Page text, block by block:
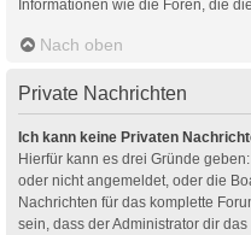
Informationen wie die Foren, die
Nach oben
Private Nachrichten
Ich kann keine Privaten
Hierfür kann es drei Gründe
oder nicht angemeldet, oder die
Nachrichten für das komplette
sein, dass der Administrator dir